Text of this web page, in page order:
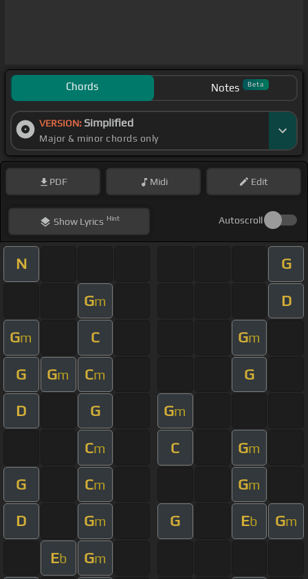
Chords Notes Beta
VERSION: Simplified
Major & minor chords only
PDF Midi Edit
ShowLyrics Hint Autoscroll
N G
Gm D
Gm C Gm
G Gm Cm G
D G Gm
Cm C Gm
G Cm Gm
D Gm G Eb Gm
Eb Gm